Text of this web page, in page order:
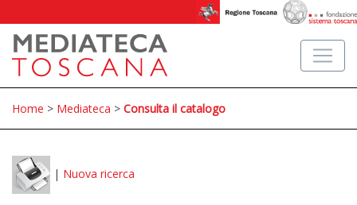
Home > Mediateca > Consulta il catalogo
| Nuova ricerca